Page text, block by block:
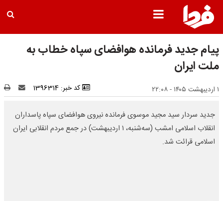
پیام جدید فرمانده هوافضای سپاه خطاب به
ملت ایران
۱ اردیبهشت ۱۴۰۵ - ۲۲:۰۸ کد خبر: 1396314
جدید سردار سید مجید موسوی فرمانده نیروی هوافضای سپاه پاسداران
انقلاب اسلامی امشب (سه‌شنبه، ۱ اردیبهشت) در جمع مردم انقلابی ایران
اسلامی قرائت شد.